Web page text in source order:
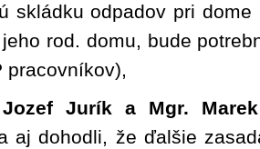
skládku odpadov pri
rod. domu, bude
pracovníkov),
Jurík a Mgr.
aj dohodli, že ďalšie